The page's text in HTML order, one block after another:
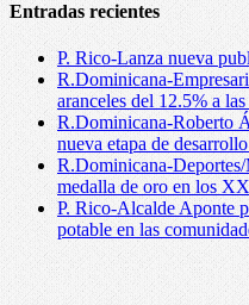
Entradas recientes
P. Rico-Lanza nueva
R.Dominicana-
aranceles del 12.5% a
R.Dominicana-Roberto
nueva etapa de
R.Dominicana-
medalla de oro en los
P. Rico-Alcalde Aponte
potable en las